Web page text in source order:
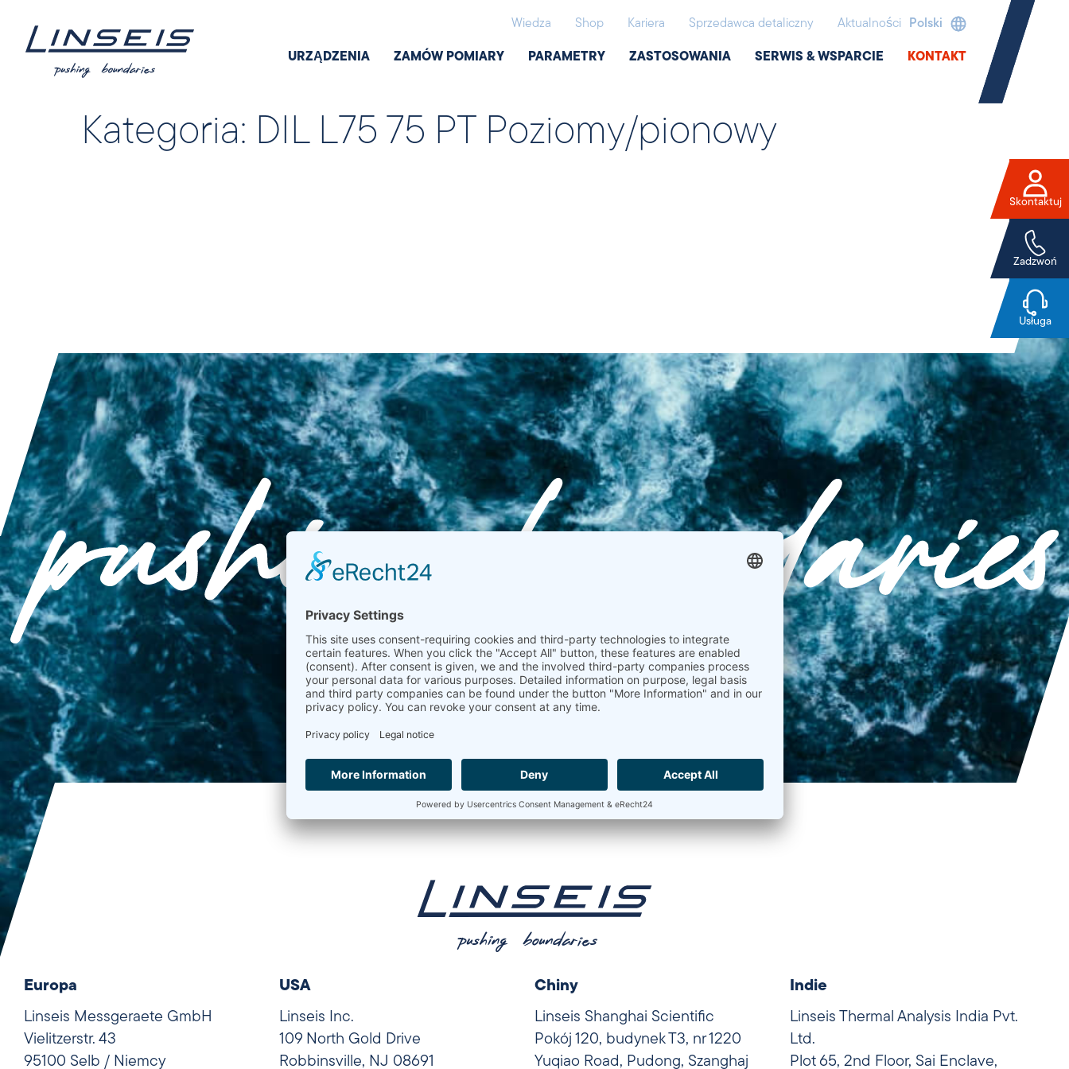
Wiedza Shop Kariera Sprzedawca detaliczny Aktualności Polski
URZĄDZENIA ZAMÓW POMIARY PARAMETRY ZASTOSOWANIA SERWIS & WSPARCIE KONTAKT
Kategoria: DIL L75 75 PT Poziomy/pionowy
Europa
Linseis Messgeraete GmbH
Vielitzerstr. 43
95100 Selb / Niemcy
USA
Linseis Inc.
109 North Gold Drive
Robbinsville, NJ 08691
Chiny
Linseis Shanghai Scientific
Pokój 120, budynek T3, nr 1220
Yuqiao Road, Pudong, Szanghaj
Indie
Linseis Thermal Analysis India Pvt.
Ltd.
Plot 65, 2nd Floor, Sai Enclave,
Skontaktuj
Zadzwoń
Usługa